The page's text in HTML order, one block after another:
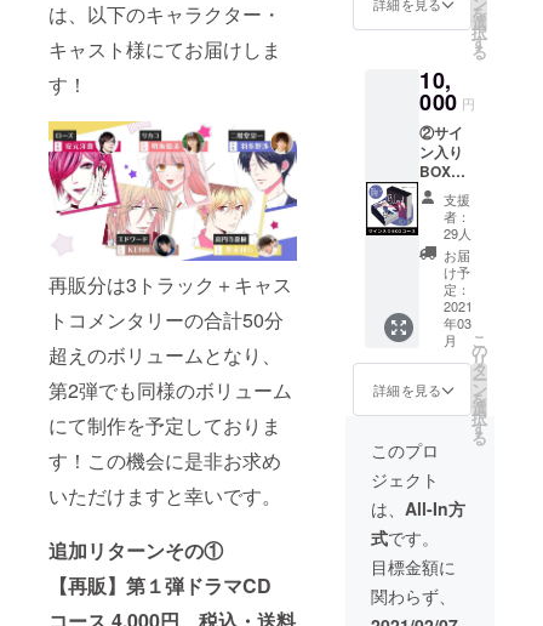
は、以下のキャラクター・
キャスト様にてお届けしま
す！
再販分は3トラック＋キャス
トコメンタリーの合計50分
超えのボリュームとなり、
第2弾でも同様のボリューム
にて制作を予定しておりま
す！この機会に是非お求め
いただけますと幸いです。
追加リターンその①
【再販】第１弾ドラマCD
円寺の
休日』
書籍全5
150話ま
での約
1,500
ページ
相当を
コミッ
ク文庫
サイズ
(A6)・
ペー
パー
バック
形式(カ
バー無
し)・全
5巻構成
にて全
す。さ
籍収納
用の特
製BOX
を用
意！書
籍表紙
とBOX
を
選
択
す
る
10,
000 円
②サイ
ン入り
BOX
コース
10,000
円 税
込・送
料込・
数量制
限無し
・書籍
全5巻
・ポス
トカー
ド ・書
籍収納
BOX ・
収納
BOXへ
のサイ
ン ▼書
籍全5巻
全150話
までの
約1,500
ページ
支援
者：
29人
お届
け予
定：
2021
年03
月
詳細を見る
こ
の
リ
タ
ー
ン
を
選
択
す
る
このプロ
ジェクト
は、 All-In方
式です。
目標金額に
関わらず、